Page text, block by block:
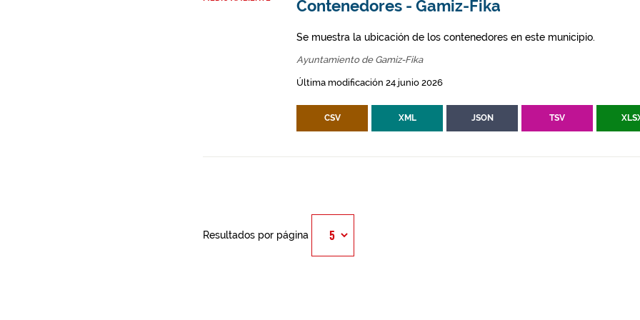
Contenedores - Gamiz-Fika
Se muestra la ubicación de los contenedores en este municipio.
Ayuntamiento de Gamiz-Fika
Última modificación 24 junio 2026
CSV XML JSON TSV
Resultados por página